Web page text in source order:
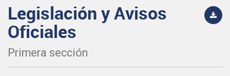
Legislación y Avisos
Oficiales
Primera sección